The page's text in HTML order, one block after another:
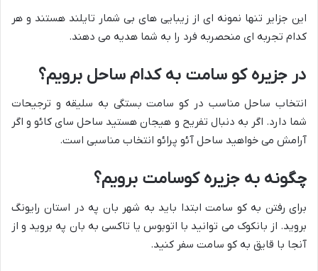
این جزایر تنها نمونه ای از زیبایی های بی شمار تایلند هستند و هر
کدام تجربه ای منحصربه فرد را به شما هدیه می دهند.
در جزیره کو سامت به کدام ساحل برویم؟
انتخاب ساحل مناسب در کو سامت بستگی به سلیقه و ترجیحات
شما دارد. اگر به دنبال تفریح و هیجان هستید ساحل سای کائو و اگر
آرامش می خواهید ساحل آئو پرائو انتخاب مناسبی است.
چگونه به جزیره کوسامت برویم؟
برای رفتن به کو سامت ابتدا باید به شهر بان په در استان رایونگ
بروید. از بانکوک می توانید با اتوبوس یا تاکسی به بان په بروید و از
آنجا با قایق به کو سامت سفر کنید.